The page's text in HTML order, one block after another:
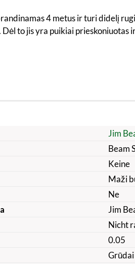
4 metus ir turi didelį
to jis yra puikiai
Jim
Beam
Keine
Maži
Ne
Jim
Nicht
0.05
Grūdai